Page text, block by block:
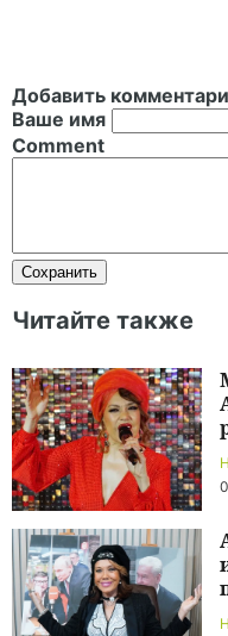
Добавить
Ваше имя
Comment
Читайте также